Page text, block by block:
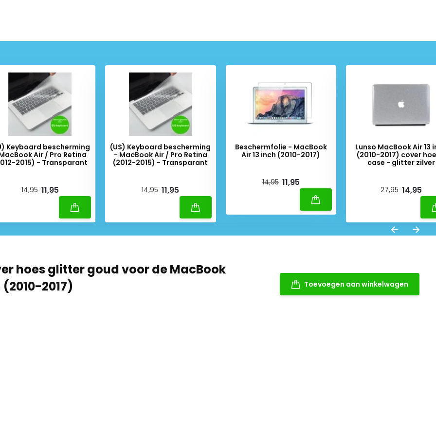
Keyboard bescherming
Air / Pro Retina
2015) - Transparant
14,95 11,95
(US) Keyboard bescherming
- MacBook Air / Pro Retina
(2012-2015) - Transparant
14,95 11,95
Beschermfolie - MacBook
Air 13 inch (2010-2017)
14,95 11,95
Lunso MacBook Air 13
(2010-2017) cover
case - glitter zilver
27,95 14,95
hoes glitter goud voor de MacBook
2017)
Toevoegen aan winkelwagen